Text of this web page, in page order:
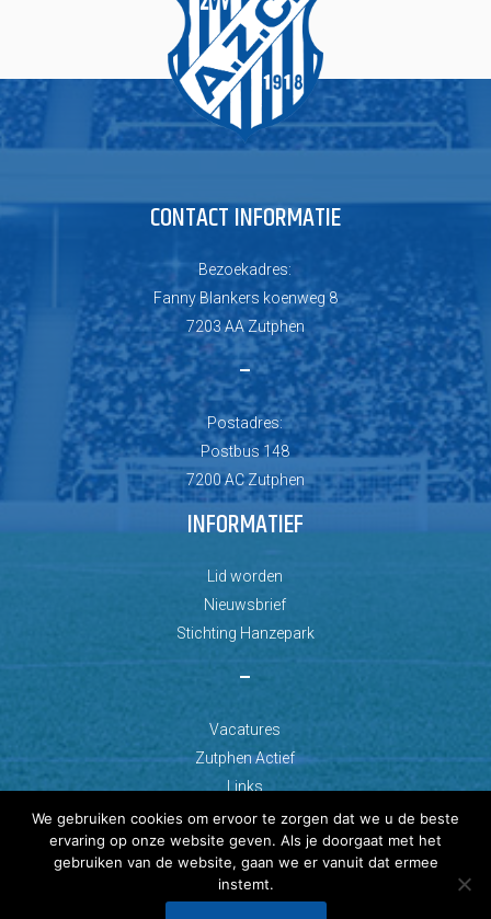
CONTACT INFORMATIE
Bezoekadres:
Fanny Blankers koenweg 8
7203 AA Zutphen
–
Postadres:
Postbus 148
7200 AC Zutphen
INFORMATIEF
Lid worden
Nieuwsbrief
Stichting Hanzepark
–
Vacatures
Zutphen Actief
Links
© Copyright 2026 AZC Zutphen
We gebruiken cookies om ervoor te zorgen dat we u de beste
ervaring op onze website geven. Als je doorgaat met het
gebruiken van de website, gaan we er vanuit dat ermee
instemt.